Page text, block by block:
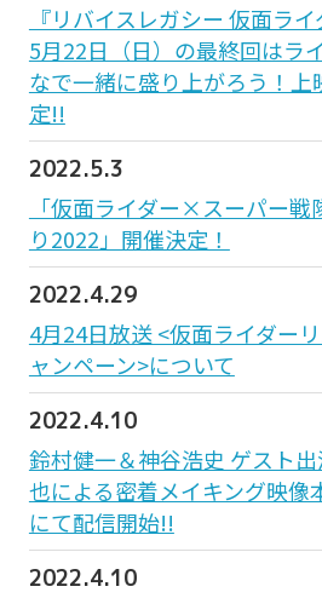
『リバイスレガシー 仮面ラ
5月22日（日）の最終回はラ
なで一緒に盛り上がろう！
定!!
2022.5.3
「仮面ライダー×スーパー
り2022」開催決定！
2022.4.29
4月24日放送 <仮面ライダー
ャンペーン>について
2022.4.10
鈴村健一＆神谷浩史 ゲスト
也による密着メイキング映像
にて配信開始!!
2022.4.10